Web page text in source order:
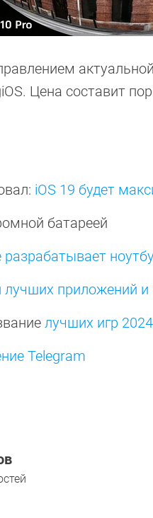
Цена составит
iOS 19 будет
батареей
разрабатывает
лучших приложений и
лучших игр
Telegram